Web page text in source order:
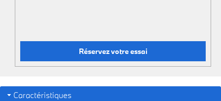
Réservez votre essai
Caractéristiques